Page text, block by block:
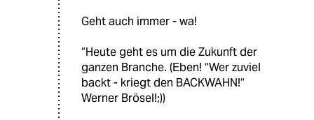
Geht auch immer - wa!
“Heute geht es um die Zukunft der
ganzen Branche. (Eben! “Wer zuviel
backt - kriegt den BACKWAHN!“
Werner Brösel!;))